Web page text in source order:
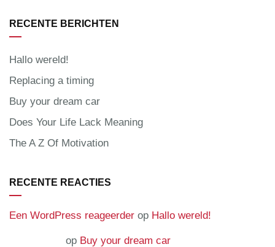
RECENTE BERICHTEN
Hallo wereld!
Replacing a timing
Buy your dream car
Does Your Life Lack Meaning
The A Z Of Motivation
RECENTE REACTIES
Een WordPress reageerder op Hallo wereld!
op Buy your dream car